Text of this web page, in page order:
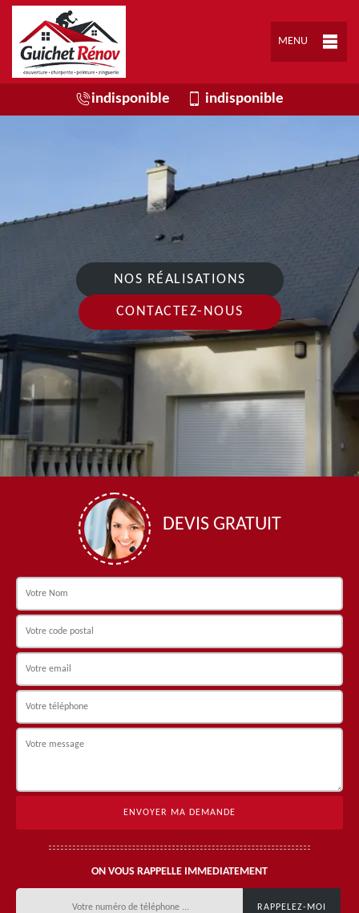
MENU
indisponible indisponible
NOS RÉALISATIONS
CONTACTEZ-NOUS
DEVIS GRATUIT
ON VOUS RAPPELLE IMMEDIATEMENT